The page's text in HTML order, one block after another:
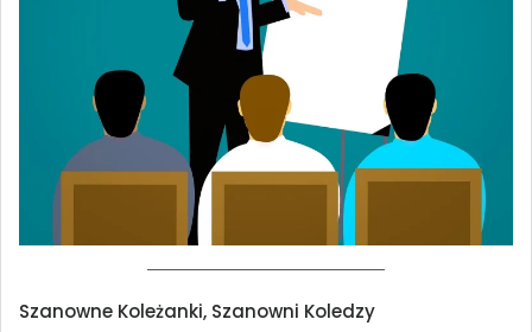
Szanowne Koleżanki, Szanowni Koledzy